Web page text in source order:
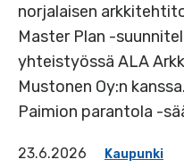
norjalaisen
Master Plan -
yhteistyössä ALA
Mustonen Oy:n
Paimion parantola -
23.6.2026 Kaupunki